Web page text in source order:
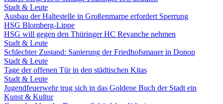
Stadt & Leute
Ausbau der Haltestelle in Großenmarpe erfordert Sperrung
HSG Blomberg-Lippe
HSG will gegen den Thüringer HC Revanche nehmen
Stadt & Leute
Schlechter Zustand: Sanierung der Friedhofsmauer in Donop
Stadt & Leute
Tage der offenen Tür in den städtischen Kitas
Stadt & Leute
Jugendfeuerwehr trug sich in das Goldene Buch der Stadt ein
Kunst & Kultur